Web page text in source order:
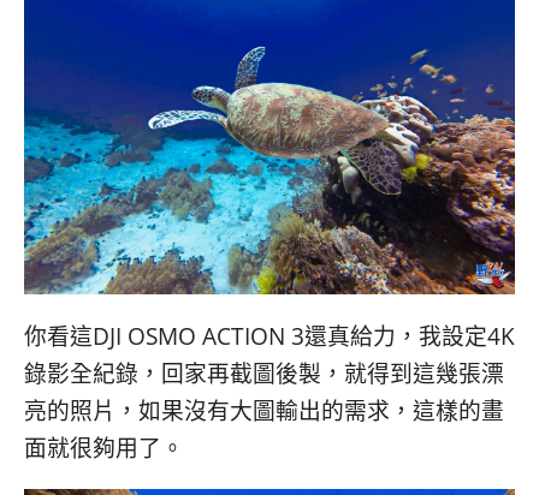
你看這DJI OSMO ACTION 3還真給力，我設定4K
錄影全紀錄，回家再截圖後製，就得到這幾張漂
亮的照片，如果沒有大圖輸出的需求，這樣的畫
面就很夠用了。